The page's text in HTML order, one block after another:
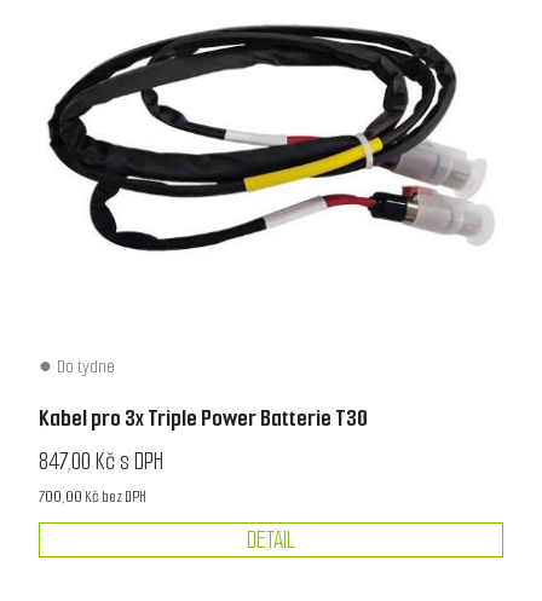
Do týdne
Kabel pro 3x Triple Power Batterie T30
847,00 Kč s DPH
700,00 Kč bez DPH
DETAIL